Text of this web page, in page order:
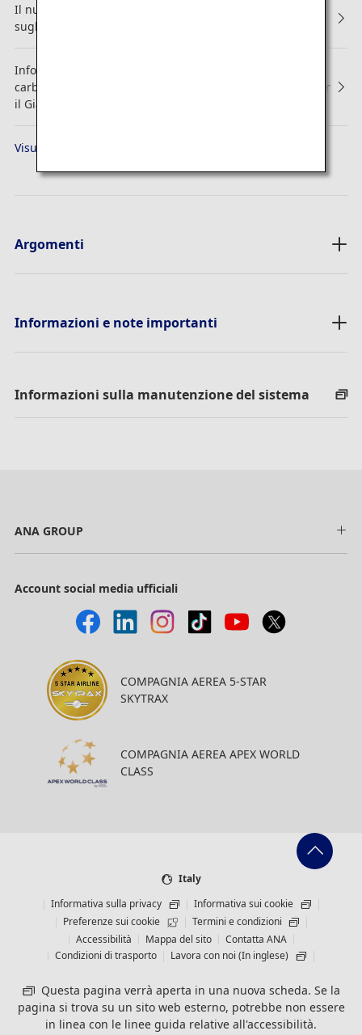
Il nuovo video di sicurezza a bordo è stato presentato
sugli aeromobili "Pikachu Jet NH" e "Eevee Jet NH"
Informazioni relative al supplemento previsto per
carburante e assicurazione per i voli internazionali da/per
il Giappone di ANA Group.
Visualizza tutti gli avvisi ANA
Argomenti
Informazioni e note importanti
Informazioni sulla manutenzione del sistema
ANA GROUP
Account social media ufficiali
COMPAGNIA AEREA 5-STAR
SKYTRAX
COMPAGNIA AEREA APEX WORLD
CLASS
Italy
Informativa sulla privacy
Informativa sui cookie
Preferenze sui cookie
Termini e condizioni
Accessibilità
Mappa del sito
Contatta ANA
Condizioni di trasporto
Lavora con noi (In inglese)
Questa pagina verrà aperta in una nuova scheda. Se la
pagina si trova su un sito web esterno, potrebbe non essere
in linea con le linee guida relative all'accessibilità.